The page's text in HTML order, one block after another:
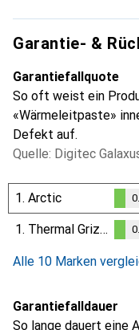
Garantie- &
Garantiefallquote
So oft weist ein
«Wärmeleitpaste»
Defekt auf.
Quelle: Digitec
1. Arctic
0.1%
1. Thermal Grizzly
Alle 10 Marken
Garantiefalldauer
So lange dauert eine